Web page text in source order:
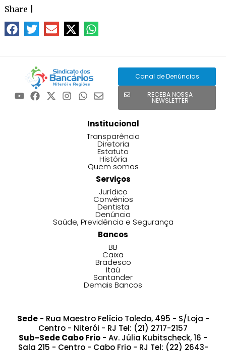
Share
Canal de Denúncias
RECEBA NOSSA
NEWSLETTER
Institucional
Transparência
Diretoria
Estatuto
História
Quem somos
Serviços
Jurídico
Convênios
Dentista
Denúncia
Saúde, Previdência e Segurança
Bancos
BB
Caixa
Bradesco
Itaú
Santander
Demais Bancos
Sede- Rua Maestro Felício Toledo, 495 - S/Loja -
Centro - Niterói - RJ Tel: (21) 2717-2157
Sub-Sede Cabo Frio - Av. Júlia Kubitscheck, 16 -
Sala 215 - Centro - Cabo Frio - RJ Tel: (22) 2643-